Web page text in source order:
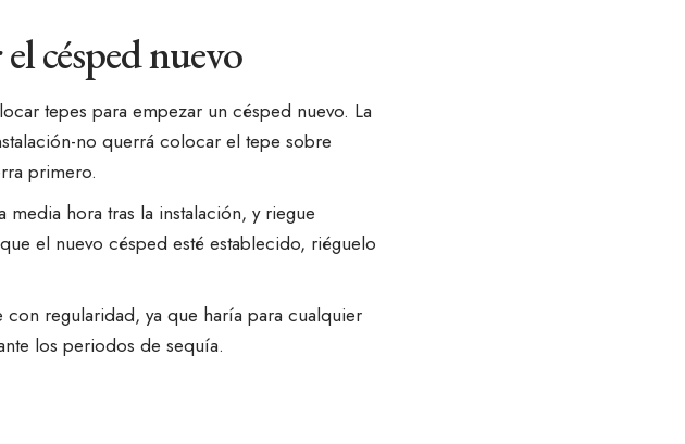
césped nuevo
tepes para empezar un césped nuevo. La
no querrá colocar el tepe sobre
primero.
hora tras la instalación, y riegue
el nuevo césped esté establecido, riéguelo
con regularidad, ya que haría para cualquier
los periodos de sequía.